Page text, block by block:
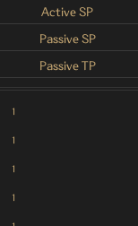
Active SP
Passive SP
Passive TP
1
1
1
1